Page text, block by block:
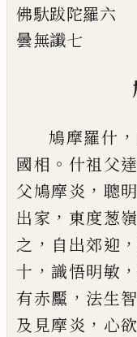
佛馱跋陀羅六
曇無讖七
鳩摩羅什 ，
國相 。 什祖父
父鳩摩炎 ， 聰
出家 ， 東度葱嶺
之 ， 自出郊迎 ，
十 ，識悟明敏 ，
有赤黶 ， 法生
及見摩炎 ， 心